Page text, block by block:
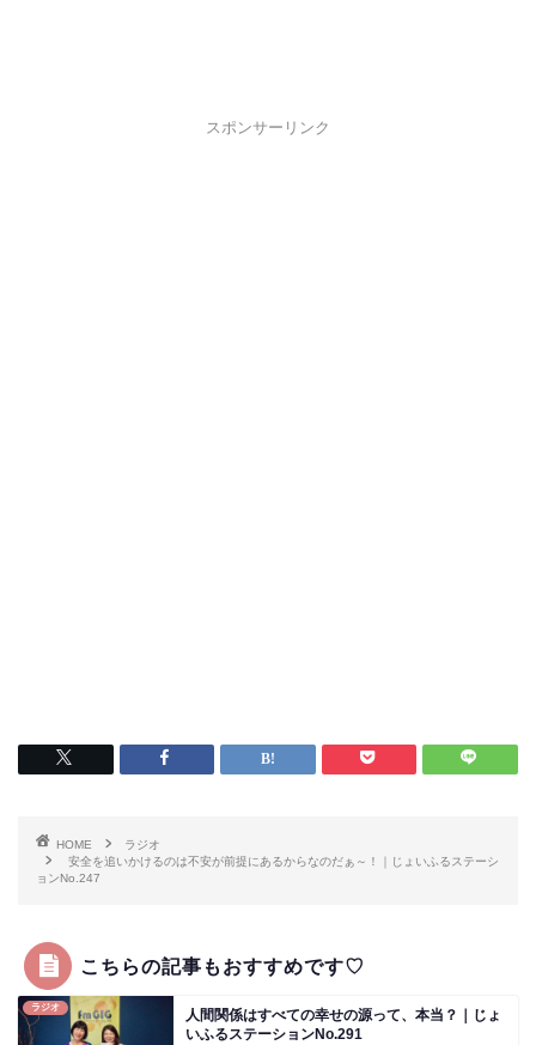
スポンサーリンク
HOME
ラジオ
安全を追いかけるのは不安が前提にあるからなのだぁ～！｜じょいふるステーシ
ョンNo.247
こちらの記事もおすすめです♡
ラジオ
人間関係はすべての幸せの源って、本当？｜じょ
いふるステーションNo.291